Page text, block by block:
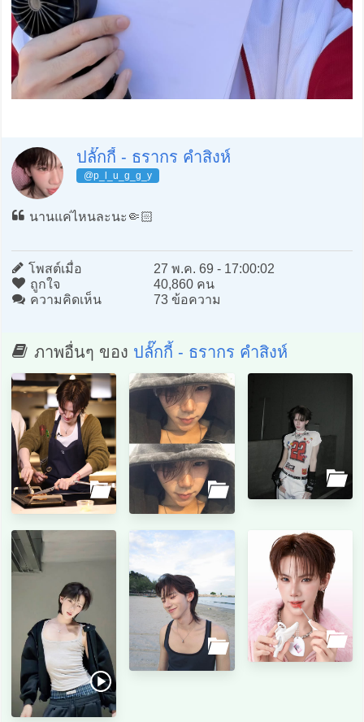
ปลั๊กกี้ - ธรากร คำสิงห์
@p_l_u_g_g_y
นานแค่ไหนละนะ🤏🏻
โพสต์เมื่อ
27 พ.ค. 69 - 17:00:02
ถูกใจ
40,860 คน
ความคิดเห็น
73 ข้อความ
ภาพอื่นๆ ของ ปลั๊กกี้ - ธรากร คำสิงห์